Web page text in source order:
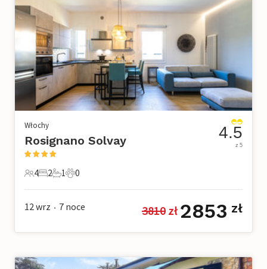
Włochy
Rosignano Solvay
4 Goście
4
2 Sypialnie
2
1 Łazienka
1
0 Zwierzęta domowe
0
4.5
z 5
12 wrz • 7 noce 3810 zł 2853 zł